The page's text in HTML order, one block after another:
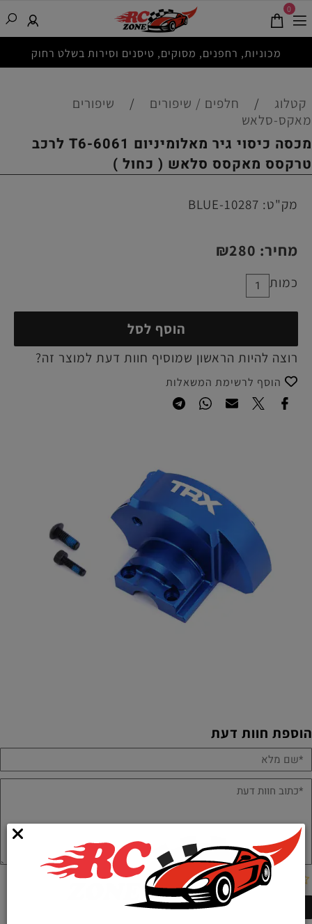
מכוניות, רחפנים, מסוקים, טיסנים וסירות בשלט רחוק
0
קטלוג / חלפים / שיפורים /
שיפורים
מאקס-סלאש
מכסה כיסוי גיר מאלומיניום 6061-T6 לרכב
טרקסס מאקסס סלאש ( כחול )
מק"ט: 10287-BLUE
מחיר: ₪280
כמות
הוסף לסל
רוצה להיות הראשון שמוסיף חוות דעת למוצר זה?
הוסף לרשימת המשאלות
הוספת חוות דעת